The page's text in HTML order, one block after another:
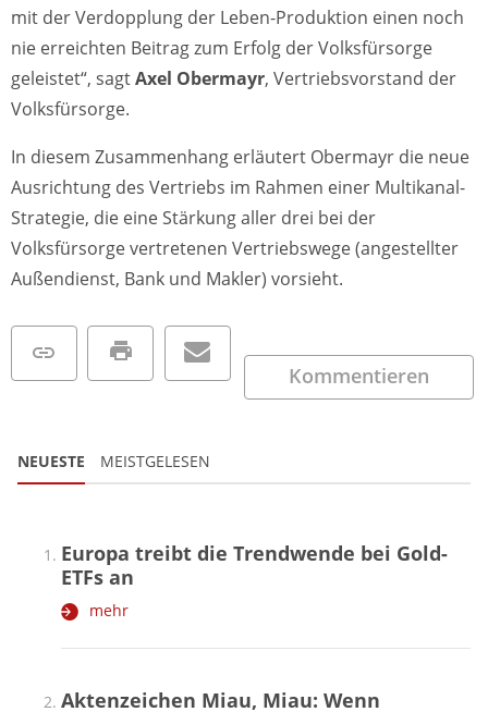
mit der Verdopplung der Leben-Produktion einen noch
nie erreichten Beitrag zum Erfolg der Volksfürsorge
geleistet“, sagtAxel Obermayr, Vertriebsvorstand der
Volksfürsorge.
In diesem Zusammenhang erläutert Obermayr die neue
Ausrichtung des Vertriebs im Rahmen einer Multikanal-
Strategie, die eine Stärkung aller drei bei der
Volksfürsorge vertretenen Vertriebswege (angestellter
Außendienst, Bank und Makler) vorsieht.
Kommentieren
NEUESTE MEISTGELESEN
Europa treibt die Trendwende bei Gold-
ETFs an
mehr
Aktenzeichen Miau, Miau: Wenn